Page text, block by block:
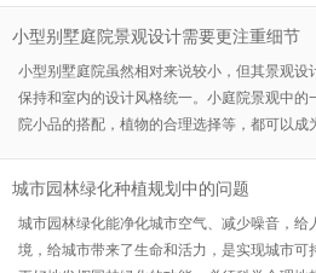
小型别墅庭院景观设计需要更注重细节
小型别墅庭院虽然相对来说较小，但其景观设
保持和室内的设计风格统一。小庭院景观中的
院小品的搭配，植物的合理选择等，都可以成
城市园林绿化种植规划中的问题
城市园林绿化能净化城市空气、减少噪音，给
境，给城市带来了生命和活力，是实现城市可